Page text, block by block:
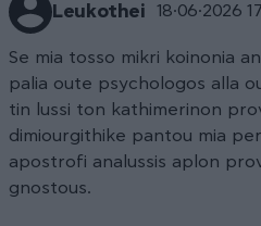
Leukothei 18·06·2026
Se mia tosso mikri koinonia
palia oute psychologos alla
tin lussi ton kathimerinon
dimiourgithike pantou mia
apostrofi analussis aplon
gnostous.